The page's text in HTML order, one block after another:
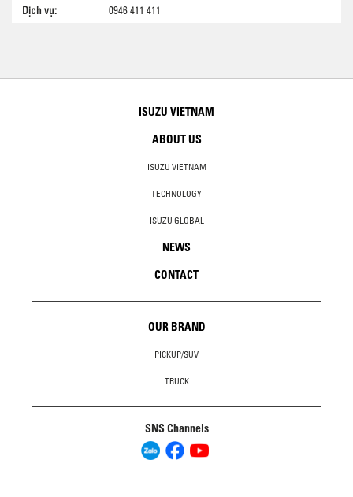
Dịch vụ:
0946 411 411
ISUZU VIETNAM
ABOUT US
ISUZU VIETNAM
TECHNOLOGY
ISUZU GLOBAL
NEWS
CONTACT
OUR BRAND
PICKUP/SUV
TRUCK
SNS Channels